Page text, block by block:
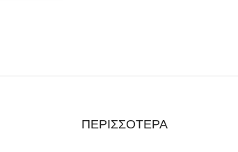
ΠΕΡΙΣΣΟΤΕΡΑ